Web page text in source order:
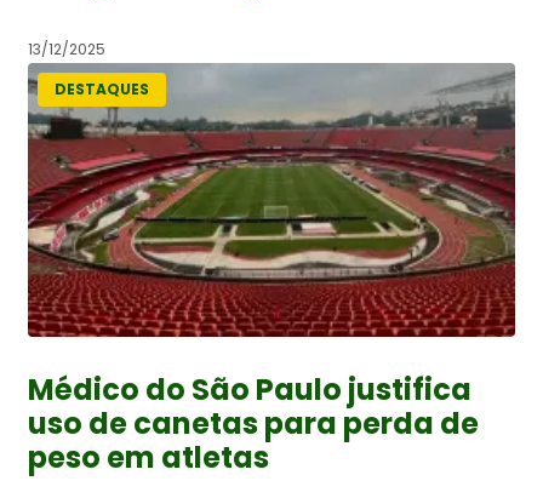
13/12/2025
DESTAQUES
Médico do São Paulo justifica
uso de canetas para perda de
peso em atletas